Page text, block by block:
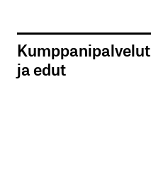
Kumppanipalvelut
ja edut